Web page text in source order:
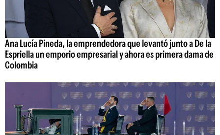
Ana Lucía Pineda, la emprendedora que levantó junto a De la
Espriella un emporio empresarial y ahora es primera dama de
Colombia